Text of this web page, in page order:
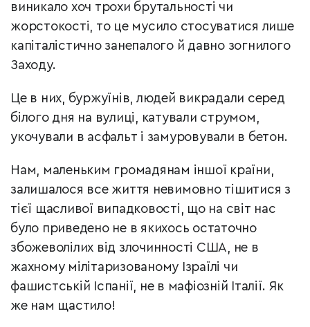
виникало хоч трохи брутальності чи
жорстокості, то це мусило стосуватися лише
капіталістично занепалого й давно зогнилого
Заходу.
Це в них, буржуїнів, людей викрадали серед
білого дня на вулиці, катували струмом,
укочували в асфальт і замуровували в бетон.
Нам, маленьким громадянам іншої країни,
залишалося все життя невимовно тішитися з
тієї щасливої випадковості, що на світ нас
було приведено не в якихось остаточно
збожеволілих від злочинності США, не в
жахному мілітаризованому Ізраїлі чи
фашистській Іспанії, не в мафіозній Італії. Як
же нам щастило!